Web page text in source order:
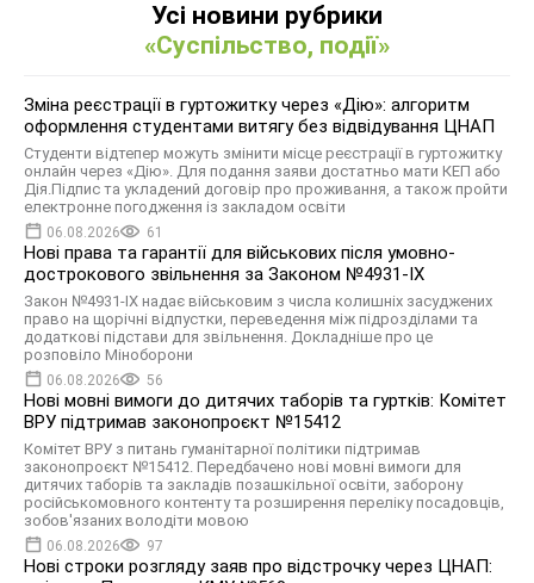
Усі новини рубрики
«Суспільство, події»
Зміна реєстрації в гуртожитку через «Дію»: алгоритм
оформлення студентами витягу без відвідування ЦНАП
Студенти відтепер можуть змінити місце реєстрації в гуртожитку
онлайн через «Дію». Для подання заяви достатньо мати КЕП або
Дія.Підпис та укладений договір про проживання, а також пройти
електронне погодження із закладом освіти
06.08.2026 61
Нові права та гарантії для військових після умовно-
дострокового звільнення за Законом №4931-ІХ
Закон №4931-ІХ надає військовим з числа колишніх засуджених
право на щорічні відпустки, переведення між підрозділами та
додаткові підстави для звільнення. Докладніше про це
розповіло Міноборони
06.08.2026 56
Нові мовні вимоги до дитячих таборів та гуртків: Комітет
ВРУ підтримав законопроєкт №15412
Комітет ВРУ з питань гуманітарної політики підтримав
законопроєкт №15412. Передбачено нові мовні вимоги для
дитячих таборів та закладів позашкільної освіти, заборону
російськомовного контенту та розширення переліку посадовців,
зобов'язаних володіти мовою
06.08.2026 97
Нові строки розгляду заяв про відстрочку через ЦНАП: